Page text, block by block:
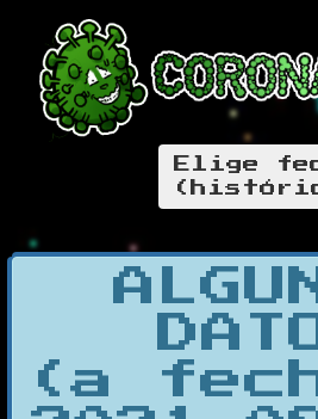
Elige
(a